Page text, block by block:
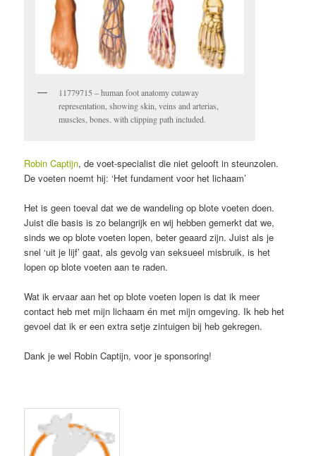
11779715 – human foot anatomy cutaway
representation, showing skin, veins and arterias,
muscles, bones. with clipping path included.
Robin Captijn, de voet-specialist die niet gelooft in steunzolen.
De voeten noemt hij: ‘Het fundament voor het lichaam’
Het is geen toeval dat we de wandeling op blote voeten doen.
Juist die basis is zo belangrijk en wij hebben gemerkt dat we,
sinds we op blote voeten lopen, beter geaard zijn. Juist als je
snel ‘uit je lijf’ gaat, als gevolg van seksueel misbruik, is het
lopen op blote voeten aan te raden.
Wat ik ervaar aan het op blote voeten lopen is dat ik meer
contact heb met mijn lichaam én met mijn omgeving. Ik heb het
gevoel dat ik er een extra setje zintuigen bij heb gekregen.
Dank je wel Robin Captijn, voor je sponsoring!